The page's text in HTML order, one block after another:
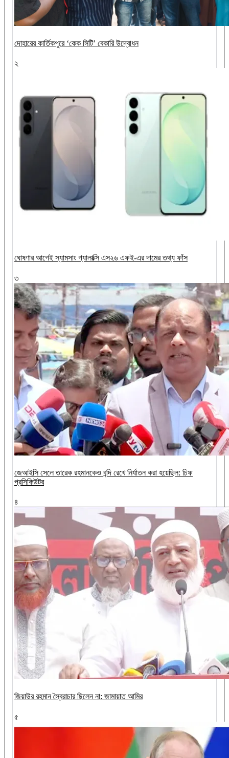
দোহারের কার্তিকপুরে ‘কেক সিটি’ বেকারি উদ্বোধন
২
ঘোষণার আগেই স্যামসাং গ্যালাক্সি এস২৬ এফই-এর দামের তথ্য ফাঁস
৩
জেআইসি সেলে তারেক রহমানকেও বন্দি রেখে নির্যাতন করা হয়েছিল: চিফ
প্রসিকিউটর
৪
জিয়াউর রহমান স্বৈরাচার ছিলেন না: জামায়াত আমির
৫